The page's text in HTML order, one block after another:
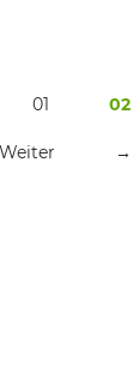
01 02
Weiter →